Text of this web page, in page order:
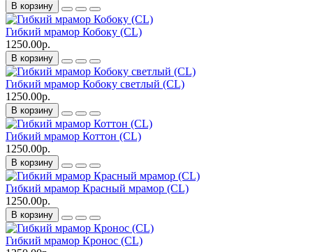
В корзину
Гибкий мрамор Кобоку (CL)
1250.00р.
В корзину
Гибкий мрамор Кобоку светлый (CL)
1250.00р.
В корзину
Гибкий мрамор Коттон (CL)
1250.00р.
В корзину
Гибкий мрамор Красный мрамор (CL)
1250.00р.
В корзину
Гибкий мрамор Кронос (CL)